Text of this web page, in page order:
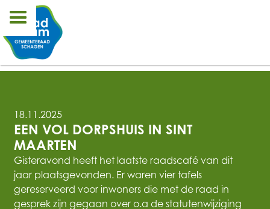
18.11.2025
EEN VOL DORPSHUIS IN SINT
MAARTEN
Gisteravond heeft het laatste raadscafé van dit
jaar plaatsgevonden. Er waren vier tafels
gereserveerd voor inwoners die met de raad in
gesprek zijn gegaan over o.a de statutenwijziging